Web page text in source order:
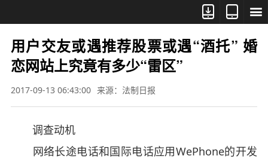



用户交友或遇推荐股票或遇“酒托” 婚
恋网站上究竟有多少“雷区”
2017-09-13 06:43:00 来源：法制日报
调查动机
网络长途电话和国际电话应用WePhone的开发